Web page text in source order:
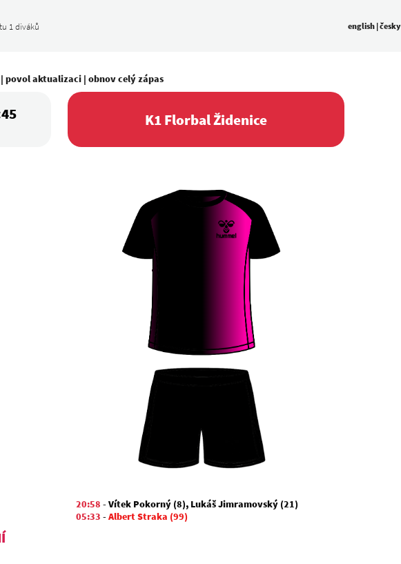
1 diváků english |česky
povol aktualizaci| obnov celý zápas
K1 Florbal Židenice
20:58 -Vítek Pokorný (8), Lukáš Jimramovský (21)
05:33 -Albert Straka (99)